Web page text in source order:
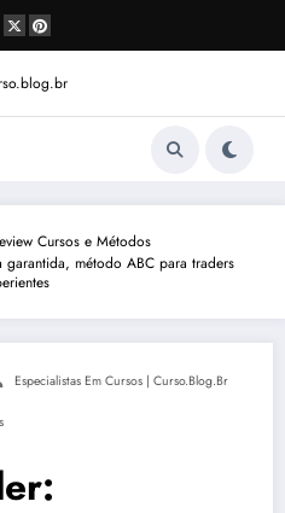
Cursos e Métodos
garantida, método ABC para traders
Especialistas Em Cursos | Curso.blog.br